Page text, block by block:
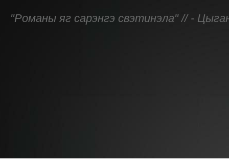
"Романы яг сарэнгэ свэтинэла" // -